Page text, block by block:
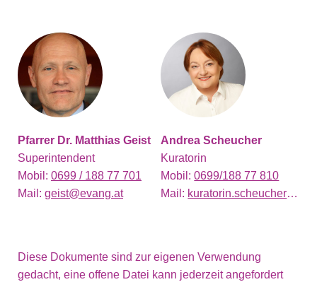
Pfarrer Dr. Matthias Geist
Superintendent
Mobil: 0699 / 188 77 701
Mail: geist@evang.at
Andrea Scheucher
Kuratorin
Mobil:0699/188 77 810
Mail: kuratorin.scheucher@gumpendorf-evang.at
Diese Dokumente sind zur eigenen Verwendung
gedacht, eine offene Datei kann jederzeit angefordert